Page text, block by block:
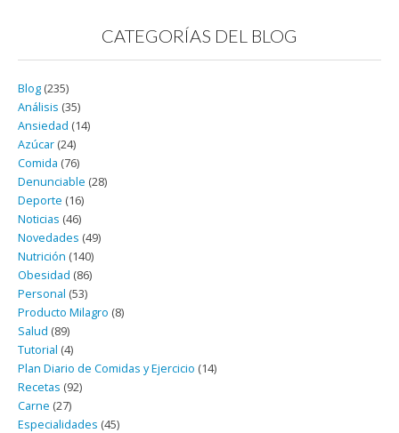
CATEGORÍAS DEL BLOG
Blog (235)
Análisis (35)
Ansiedad (14)
Azúcar (24)
Comida (76)
Denunciable (28)
Deporte (16)
Noticias (46)
Novedades (49)
Nutrición (140)
Obesidad (86)
Personal (53)
Producto Milagro (8)
Salud (89)
Tutorial (4)
Plan Diario de Comidas y Ejercicio (14)
Recetas (92)
Carne (27)
Especialidades (45)